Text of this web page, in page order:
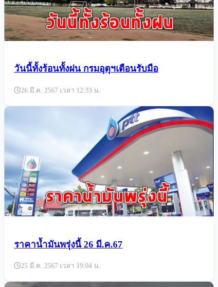
วันนี้ทั้งร้อนทั้งฝน กรมอุตุฯเตือนรับมือ
26 มี.ค. 2567 เวลา 12:33 น.
ราคาน้ำมันพรุ่งนี้ 26 มี.ค.67
25 มี.ค. 2567 เวลา 19:04 น.